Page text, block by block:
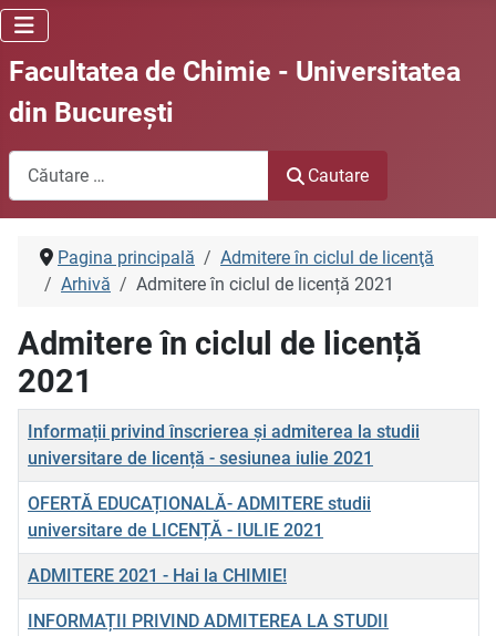
Facultatea de Chimie - Universitatea
din Bucureşti
Cautare
Cautare
Pagina principală
Admitere în ciclul de licenţă
Arhivă
Admitere în ciclul de licență 2021
Admitere în ciclul de licență
2021
Titlu
Informații privind înscrierea şi admiterea la studii
universitare de licență - sesiunea iulie 2021
OFERTĂ EDUCAȚIONALĂ- ADMITERE studii
universitare de LICENȚĂ - IULIE 2021
ADMITERE 2021 - Hai la CHIMIE!
INFORMAȚII PRIVIND ADMITEREA LA STUDII